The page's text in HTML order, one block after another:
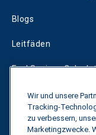
Blogs
Leitfäden
Fuel Savings
Rechner für die
Tarif-Tracker
Wir und unsere
Tracking-
zu verbessern,
Marketingzwecke.